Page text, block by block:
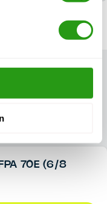
70E (6/8